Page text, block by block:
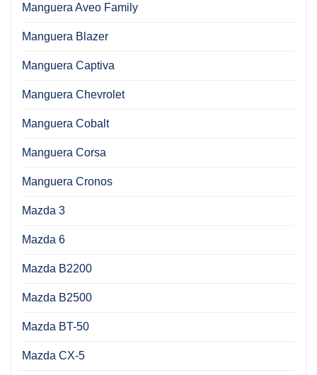
Manguera Aveo Family
Manguera Blazer
Manguera Captiva
Manguera Chevrolet
Manguera Cobalt
Manguera Corsa
Manguera Cronos
Mazda 3
Mazda 6
Mazda B2200
Mazda B2500
Mazda BT-50
Mazda CX-5